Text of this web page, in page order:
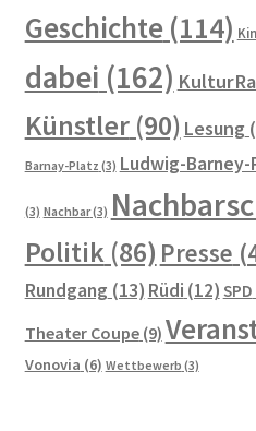
Geschichte(114)
dabei (162)
Künstler(90) Lesung
Barnay-Platz (3) Ludwig-
(3) Nachbar(3)
Politik(86) Presse
Rundgang (13) Rüdi (12) SPD
Theater Coupe(9)
Vonovia (6) Wettbewerb (3)